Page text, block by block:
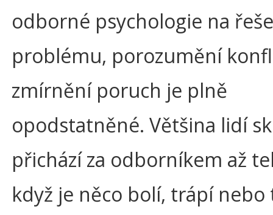
odborné psychologie na
problému, porozumění
zmírnění poruch je plně
opodstatněné. Většina lidí
přichází za odborníkem až
když je něco bolí, trápí nebo